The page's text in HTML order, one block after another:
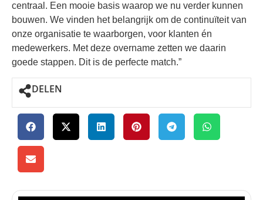
centraal. Een mooie basis waarop we nu verder kunnen
bouwen. We vinden het belangrijk om de continuïteit van
onze organisatie te waarborgen, voor klanten én
medewerkers. Met deze overname zetten we daarin
goede stappen. Dit is de perfecte match.”
DELEN